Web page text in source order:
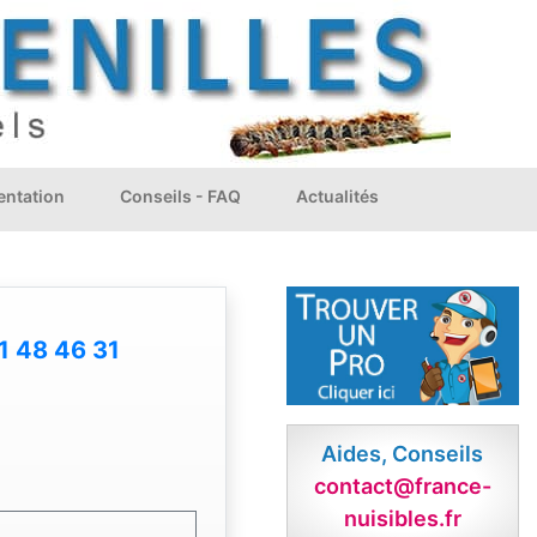
Conseils - FAQ Actualités
48 46 31
Aides, Conseils
contact@france-
nuisibles.fr